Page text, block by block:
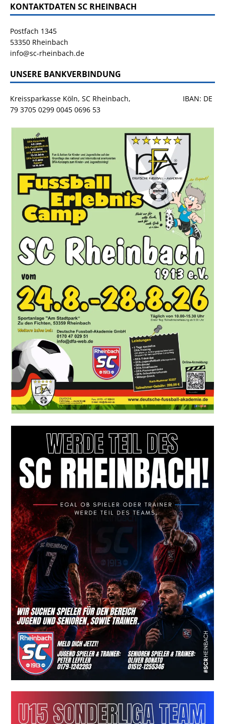
KONTAKTDATEN SC RHEINBACH
Postfach 1345
53350 Rheinbach
info@sc-rheinbach.de
UNSERE BANKVERBINDUNG
Kreissparkasse Köln, SC Rheinbach, IBAN: DE
79 3705 0299 0045 0696 53